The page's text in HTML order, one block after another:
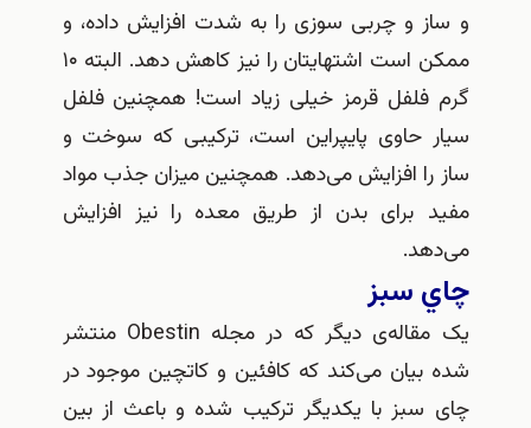
و چربی سوزی را به شدت افزایش داده، و
ممکن است اشتهایتان را نیز کاهش دهد. البته ۱۰
قرمز خیلی زیاد است! همچنین فلفل
حاوی پایپراین است، ترکیبی که سوخت و
افزایش می‌دهد. همچنین میزان جذب مواد
برای بدن از طریق معده را نیز افزایش
سبز
یک مقاله‌ی دیگر که در مجله Obestin منتشر
می‌کند که کافئین و کاتچین موجود در
با یکدیگر ترکیب شده و باعث از بین